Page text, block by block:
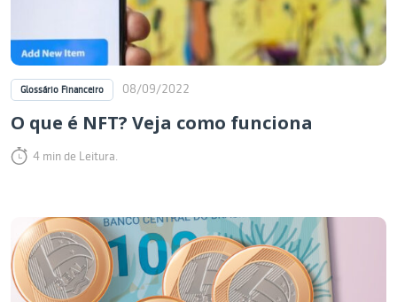
Glossário Financeiro 08/09/2022
O que é NFT? Veja como funciona
4 min de Leitura.